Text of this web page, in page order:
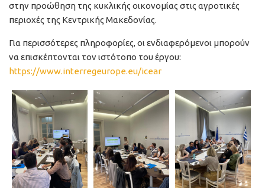
στην προώθηση της κυκλικής οικονομίας στις αγροτικές
περιοχές της Κεντρικής Μακεδονίας.
Για περισσότερες πληροφορίες, οι ενδιαφερόμενοι μπορούν
να επισκέπτονται τον ιστότοπο του έργου:
https://www.interregeurope.eu/icear